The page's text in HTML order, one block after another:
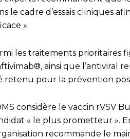
le cadre d’essais cliniques
».
les traitements prioritaires
ainsi que l’antiviral
retenu pour la prévention
considère le vaccin rVSV
« le plus prometteur ».
recommande le